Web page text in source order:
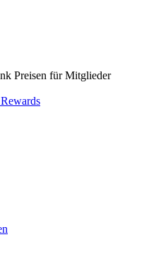
Preisen für Mitglieder